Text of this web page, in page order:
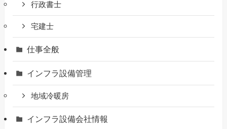
行政書士
宅建士
仕事全般
インフラ設備管理
地域冷暖房
インフラ設備会社情報